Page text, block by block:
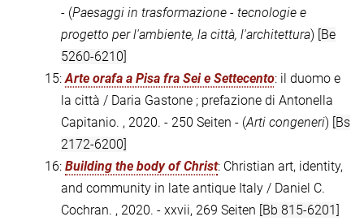
- (Paesaggi in trasformazione - tecnologie e
progetto per l'ambiente, la città, l'architettura) [Be
5260-6210]
15:Arte orafa a Pisa fra Sei e Settecento: il duomo e
la città / Daria Gastone ; prefazione di Antonella
Capitanio. , 2020. - 250 Seiten - (Arti congeneri) [Bs
2172-6200]
16: Building the body of Christ: Christian art, identity,
and community in late antique Italy / Daniel C.
Cochran. , 2020. - xxvii, 269 Seiten [Bb 815-6201]